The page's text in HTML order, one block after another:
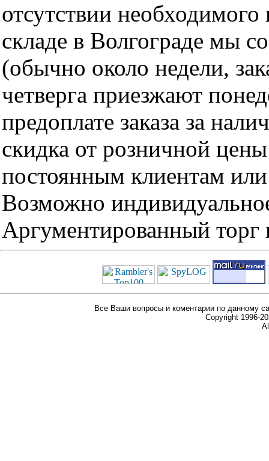
отсутствии
складе в Волгограде мы
(обычно около недели,
четверга приезжают
предоплате заказа за
скидка от розничной
постоянным клиентам
Возможно
Аргументированный торг
Все Ваши вопросы и коментарии по данному
Copyright 1996-